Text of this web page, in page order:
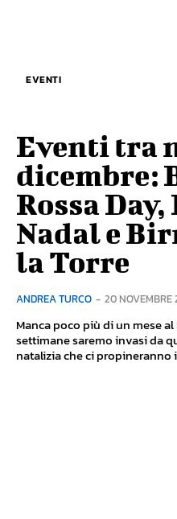
EVENTI
Eventi tra
dicembre:
Rossa Day,
Nadal e
la Torre
ANDREA TURCO - 20 NOVEMBRE
Manca poco più di un mese
settimane saremo invasi da
natalizia che ci propineranno